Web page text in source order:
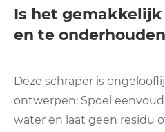
Is het
en te
Deze schraper is
ontwerpen; Spoel
water en laat geen residu